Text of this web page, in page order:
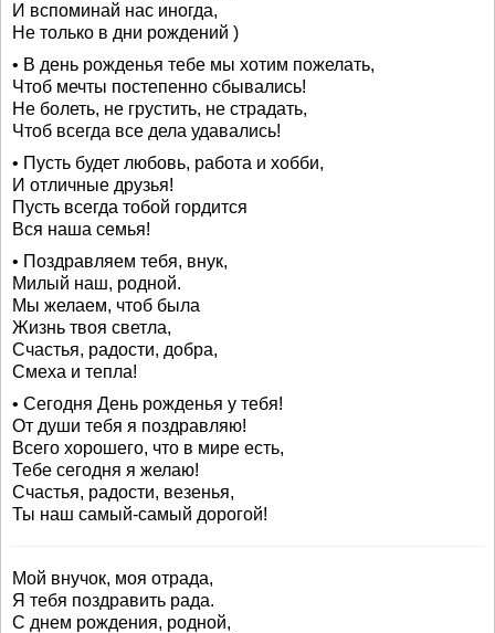
И вспоминай нас иногда,
Не только в дни рождений )
• В день рожденья тебе мы хотим пожелать,
Чтоб мечты постепенно сбывались!
Не болеть, не грустить, не страдать,
Чтоб всегда все дела удавались!
• Пусть будет любовь, работа и хобби,
И отличные друзья!
Пусть всегда тобой гордится
Вся наша семья!
• Поздравляем тебя, внук,
Милый наш, родной.
Мы желаем, чтоб была
Жизнь твоя светла,
Счастья, радости, добра,
Смеха и тепла!
• Сегодня День рожденья у тебя!
От души тебя я поздравляю!
Всего хорошего, что в мире есть,
Тебе сегодня я желаю!
Счастья, радости, везенья,
Ты наш самый-самый дорогой!
Мой внучок, моя отрада,
Я тебя поздравить рада.
С днем рождения, родной,